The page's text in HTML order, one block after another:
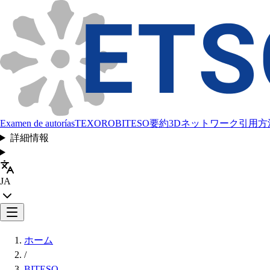
Examen de autoríasTEXOROBITESO要約3Dネットワーク引用方
詳細情報
JA
ホーム
/